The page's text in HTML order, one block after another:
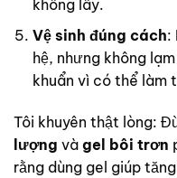
không lây.
Vệ sinh đúng cách:
hệ, nhưng không
khuẩn vì có thể làm
Tôi khuyên thật lòng:
lượng và gel bôi trơn
rằng dùng gel giúp